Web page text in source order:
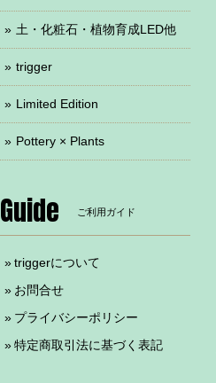
土・化粧石・植物育成LED他
trigger
Limited Edition
Pottery × Plants
Guide ご利用ガイド
triggerについて
お問合せ
プライバシーポリシー
特定商取引法に基づく表記